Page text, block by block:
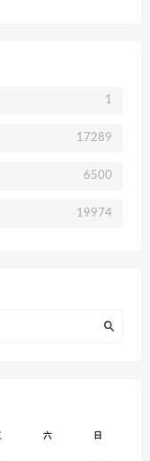
1
17289
6500
19974
六 日